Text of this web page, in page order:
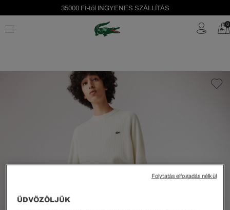
35000 Ft-tól INGYENES SZÁLLÍTÁS
Szezonális leárazás akár -40%! 0
ÜDVÖZÖLJÜK
Folytatás elfogadás nélkül